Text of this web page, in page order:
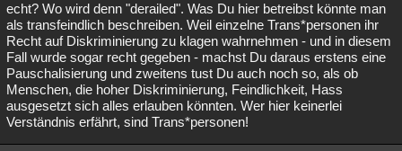
echt? Wo wird denn "derailed". Was Du hier betreibst könnte man
als transfeindlich beschreiben. Weil einzelne Trans*personen ihr
Recht auf Diskriminierung zu klagen wahrnehmen - und in diesem
Fall wurde sogar recht gegeben - machst Du daraus erstens eine
Pauschalisierung und zweitens tust Du auch noch so, als ob
Menschen, die hoher Diskriminierung, Feindlichkeit, Hass
ausgesetzt sich alles erlauben könnten. Wer hier keinerlei
Verständnis erfährt, sind Trans*personen!